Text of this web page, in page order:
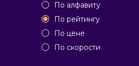
По алфавиту
По рейтингу
По цене
По скорости